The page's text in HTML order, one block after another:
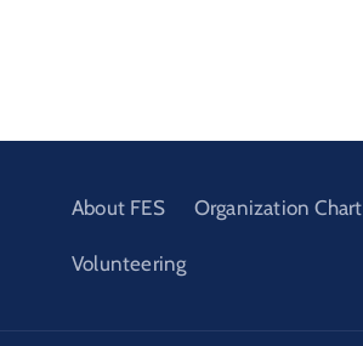
About FES Organization Chart
Volunteering